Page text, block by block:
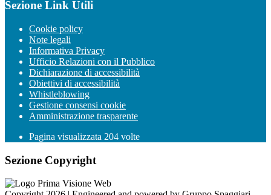
Sezione Link Utili
Cookie policy
Note legali
Informativa Privacy
Ufficio Relazioni con il Pubblico
Dichiarazione di accessibilità
Obiettivi di accessibilità
Whistleblowing
Gestione consensi cookie
Amministrazione trasparente
Pagina visualizzata 204 volte
Sezione Copyright